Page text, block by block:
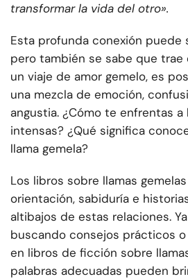
transformar la vida del otro».
Esta profunda conexión puede
pero también se sabe que trae
un viaje de amor gemelo, es
una mezcla de emoción,
angustia. ¿Cómo te enfrentas a
intensas? ¿Qué significa
llama gemela?
Los libros sobre llamas
orientación, sabiduría e
altibajos de estas relaciones.
buscando consejos prácticos
en libros de ficción sobre
palabras adecuadas pueden